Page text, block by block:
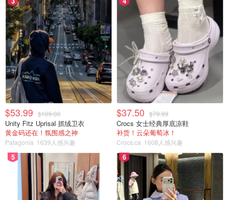
$53.99 $109.00
Unity Fitz Uprisal 抓绒卫衣
黄金码还在！氛围感之神
Patagonia 1639人感兴趣
$37.50 $79.99
Crocs 女士经典厚底凉鞋
补货！云朵葡萄冰！
Crocs.ca 1608人感兴趣
5 6